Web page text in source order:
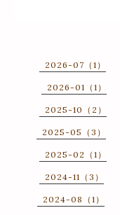
2026-07（1）
2026-01（1）
2025-10（2）
2025-05（3）
2025-02（1）
2024-11（3）
2024-08（1）